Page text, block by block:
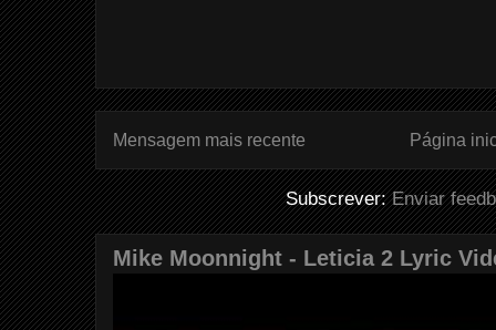
Mensagem mais recente Página
Subscrever:Enviar
Mike Moonnight - Leticia 2 Lyric